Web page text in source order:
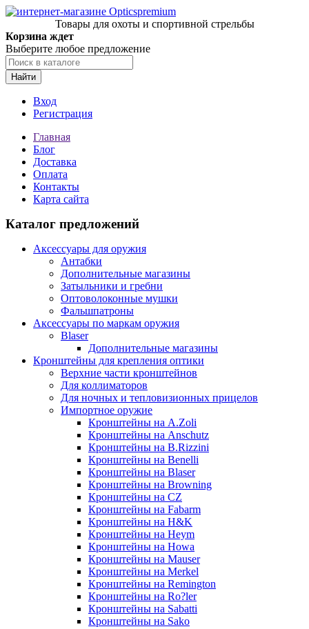
Товары для охоты и спортивной стрельбы
Корзина ждет
Выберите любое предложение
Найти
Вход
Регистрация
Главная
Блог
Доставка
Оплата
Контакты
Карта сайта
Каталог предложений
Аксессуары для оружия
Антабки
Дополнительные магазины
Затыльники и гребни
Оптоволоконные мушки
Фальшпатроны
Аксессуары по маркам оружия
Blaser
Дополнительные магазины
Кронштейны для крепления оптики
Верхние части кронштейнов
Для коллиматоров
Для ночных и тепловизионных прицелов
Импортное оружие
Кронштейны на A.Zoli
Кронштейны на Anschutz
Кронштейны на B.Rizzini
Кронштейны на Benelli
Кронштейны на Blaser
Кронштейны на Browning
Кронштейны на CZ
Кронштейны на Fabarm
Кронштейны на H&K
Кронштейны на Heym
Кронштейны на Howa
Кронштейны на Mauser
Кронштейны на Merkel
Кронштейны на Remington
Кронштейны на Ro?ler
Кронштейны на Sabatti
Кронштейны на Sako